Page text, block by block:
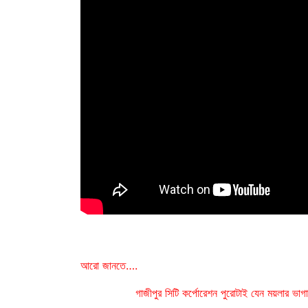
আরো জানতে….
গাজীপুর সিটি কর্পোরেশন পুরোটাই যেন ময়লার